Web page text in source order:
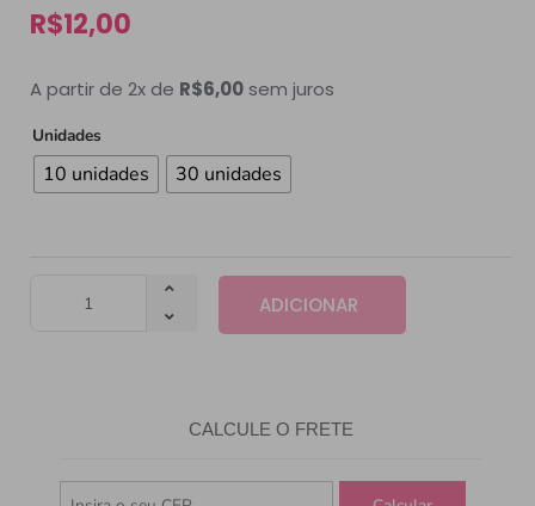
R$12,00
A partir de 2x de R$6,00 sem juros
Unidades
10 unidades 30 unidades
ADICIONAR
CALCULE O FRETE